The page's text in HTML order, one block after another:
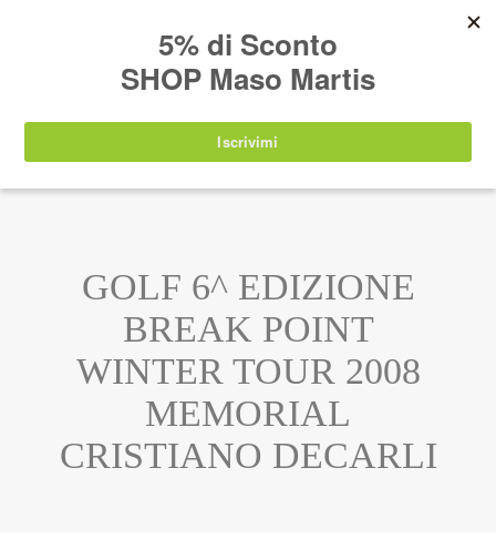
IT EN DE SHOP
GOLF 6^ EDIZIONE
BREAK POINT
WINTER TOUR 2008
MEMORIAL
CRISTIANO DECARLI
nuovamente disponibili a partire da
agosto 2026.